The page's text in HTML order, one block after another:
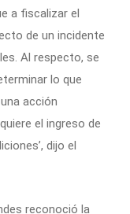
a fiscalizar el
de un incidente
Al respecto, se
lo que
acción
el ingreso de
dijo el
reconoció la